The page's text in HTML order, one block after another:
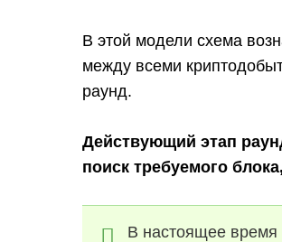
В этой модели схема
между всеми
раунд.
Действующий этап
поиск требуемого
В настоящее время